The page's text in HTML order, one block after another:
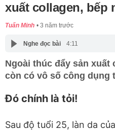
xuất collagen, bếp
Tuấn Minh 3 năm trước
Nghe đọc bài 4:11
Ngoài thúc đẩy sản xuất
còn có vô số công dụng
Đó chính là tỏi!
Sau độ tuổi 25, làn da